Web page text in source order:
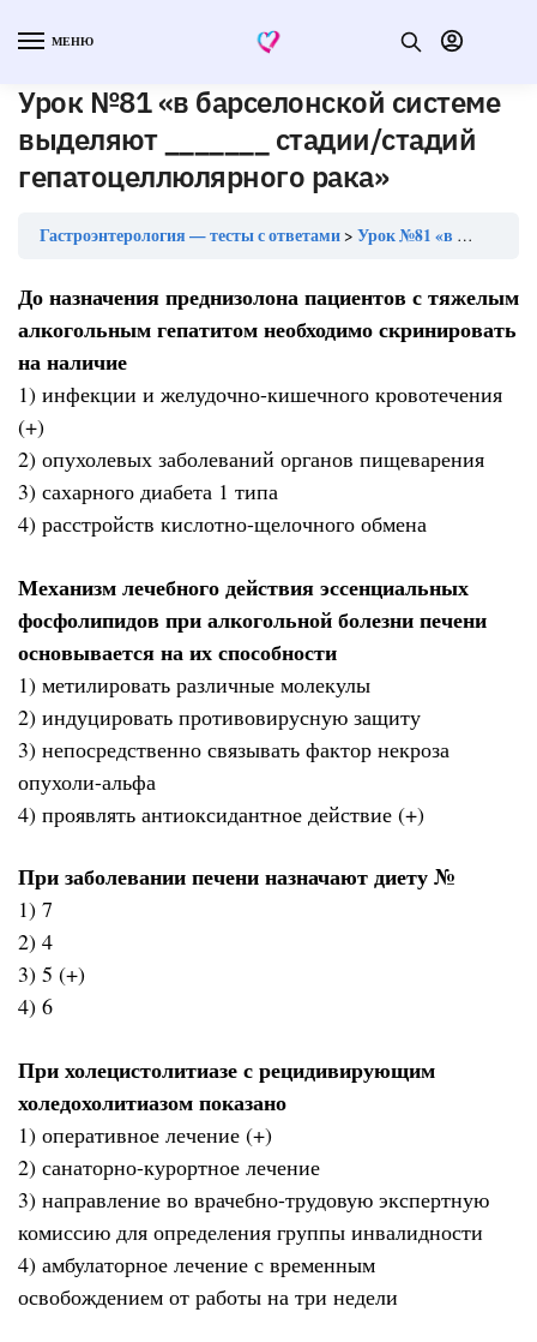
МЕНЮ
Урок №81 «в барселонской системе
выделяют _______ стадии/стадий
гепатоцеллюлярного рака»
Гастроэнтерология — тесты с ответами Урок №81 «в барселонской системе выделяют _______ стадии/стадий гепатоцеллюлярного рака»
До назначения преднизолона пациентов с тяжелым
алкогольным гепатитом необходимо скринировать
на наличие
1) инфекции и желудочно-кишечного кровотечения
(+)
2) опухолевых заболеваний органов пищеварения
3) сахарного диабета 1 типа
4) расстройств кислотно-щелочного обмена
Механизм лечебного действия эссенциальных
фосфолипидов при алкогольной болезни печени
основывается на их способности
1) метилировать различные молекулы
2) индуцировать противовирусную защиту
3) непосредственно связывать фактор некроза
опухоли-альфа
4) проявлять антиоксидантное действие (+)
При заболевании печени назначают диету №
1) 7
2) 4
3) 5 (+)
4) 6
При холецистолитиазе с рецидивирующим
холедохолитиазом показано
1) оперативное лечение (+)
2) санаторно-курортное лечение
3) направление во врачебно-трудовую экспертную
комиссию для определения группы инвалидности
4) амбулаторное лечение с временным
освобождением от работы на три недели